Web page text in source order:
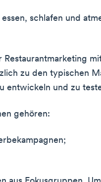
schlafen und
Restaurantmarketing
zu den typischen
entwickeln und zu
gehören: